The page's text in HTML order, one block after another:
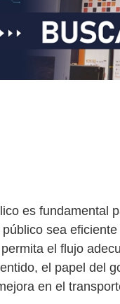
es fundamental
sea
el flujo
el papel del
en el